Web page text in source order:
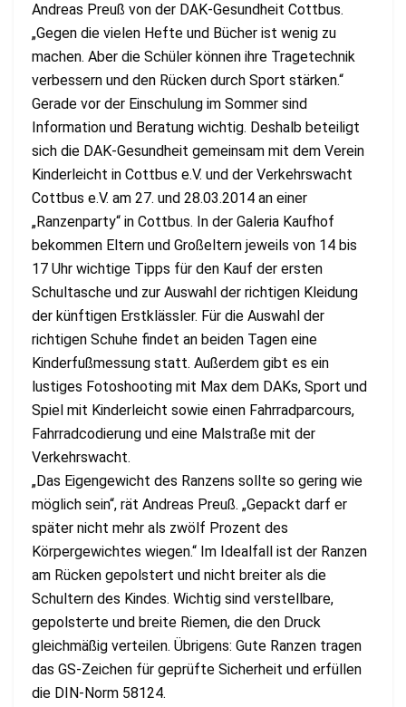
Andreas Preuß von der DAK-Gesundheit Cottbus.
„Gegen die vielen Hefte und Bücher ist wenig zu
machen. Aber die Schüler können ihre Tragetechnik
verbessern und den Rücken durch Sport stärken.“
Gerade vor der Einschulung im Sommer sind
Information und Beratung wichtig. Deshalb beteiligt
sich die DAK-Gesundheit gemeinsam mit dem Verein
Kinderleicht in Cottbus e.V. und der Verkehrswacht
Cottbus e.V. am 27. und 28.03.2014 an einer
„Ranzenparty“ in Cottbus. In der Galeria Kaufhof
bekommen Eltern und Großeltern jeweils von 14 bis
17 Uhr wichtige Tipps für den Kauf der ersten
Schultasche und zur Auswahl der richtigen Kleidung
der künftigen Erstklässler. Für die Auswahl der
richtigen Schuhe findet an beiden Tagen eine
Kinderfußmessung statt. Außerdem gibt es ein
lustiges Fotoshooting mit Max dem DAKs, Sport und
Spiel mit Kinderleicht sowie einen Fahrradparcours,
Fahrradcodierung und eine Malstraße mit der
Verkehrswacht.
„Das Eigengewicht des Ranzens sollte so gering wie
möglich sein“, rät Andreas Preuß. „Gepackt darf er
später nicht mehr als zwölf Prozent des
Körpergewichtes wiegen.“ Im Idealfall ist der Ranzen
am Rücken gepolstert und nicht breiter als die
Schultern des Kindes. Wichtig sind verstellbare,
gepolsterte und breite Riemen, die den Druck
gleichmäßig verteilen. Übrigens: Gute Ranzen tragen
das GS-Zeichen für geprüfte Sicherheit und erfüllen
die DIN-Norm 58124.